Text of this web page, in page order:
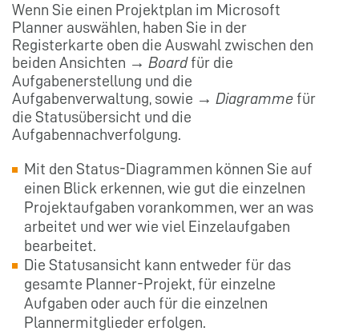
Wenn Sie einen Projektplan im Microsoft
Planner auswählen, haben Sie in der
Registerkarte oben die Auswahl zwischen den
beiden Ansichten → Boardfür die
Aufgabenerstellung und die
Aufgabenverwaltung, sowie → Diagramme für
die Statusübersicht und die
Aufgabennachverfolgung.
Mit den Status-Diagrammen können Sie auf
einen Blick erkennen, wie gut die einzelnen
Projektaufgaben vorankommen, wer an was
arbeitet und wer wie viel Einzelaufgaben
bearbeitet.
Die Statusansicht kann entweder für das
gesamte Planner-Projekt, für einzelne
Aufgaben oder auch für die einzelnen
Plannermitglieder erfolgen.